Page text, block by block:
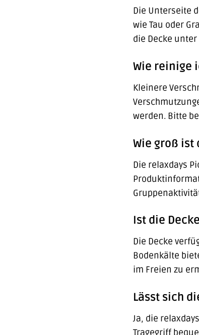
Die Unterseite
wie Tau oder
die Decke
Wie reinige
Kleinere
werden. Bitte
Wie groß ist
Die relaxdays
Ist die
Die Decke
Bodenkälte
im Freien zu
Lässt sich
Ja, die